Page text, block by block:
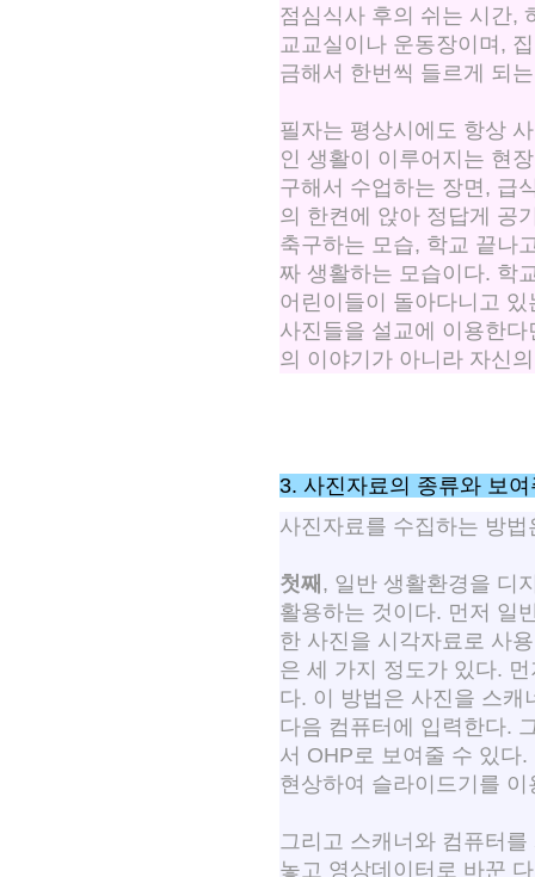
점심식사 후의 쉬는 시간,
교교실이나 운동장이며,
금해서 한번씩 들르게 되
필자는 평상시에도 항상
인 생활이 이루어지는 현
구해서 수업하는 장면, 급
의 한켠에 앉아 정답게 공
축구하는 모습, 학교 끝나
짜 생활하는 모습이다. 학
어린이들이 돌아다니고
사진들을 설교에 이용한
의 이야기가 아니라 자신
3. 사진자료의 종류와 보
사진자료를 수집하는 방
첫째 , 일반 생활환경을 디
활용하는 것이다. 먼저 일
한 사진을 시각자료로 사
은 세 가지 정도가 있다.
다. 이 방법은 사진을 스캐
다음 컴퓨터에 입력한다.
서 OHP로 보여줄 수 있다
현상하여 슬라이드기를
그리고 스캐너와 컴퓨터
놓고 영상데이터로 바꾼